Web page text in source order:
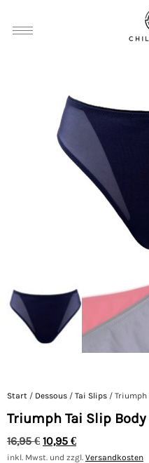
Start / Dessous / Tai Slips / Triumph
Triumph Tai Slip
16,95€ 10,95 €
inkl. Mwst. und zzgl. Versandkosten